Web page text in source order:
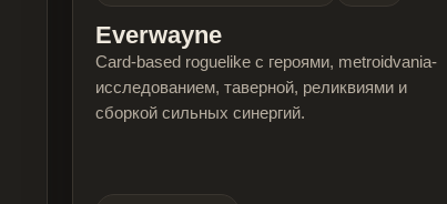
Everwayne
Card-based roguelike с героями, metroidvania-
исследованием, таверной, реликвиями и
сборкой сильных синергий.